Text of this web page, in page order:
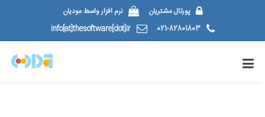
پورتال مشتریان
نرم افزار واسط مودیان
021-82801803
info[at]thesoftware[dot]ir